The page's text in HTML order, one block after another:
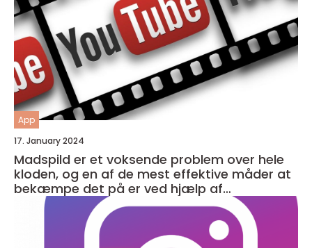
App
17. January 2024
Madspild er et voksende problem over hele
kloden, og en af de mest effektive måder at
bekæmpe det på er ved hjælp af
madspildsapps